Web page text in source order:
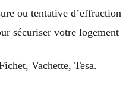
ou tentative d’effraction
sécuriser votre logement
Vachette, Tesa.